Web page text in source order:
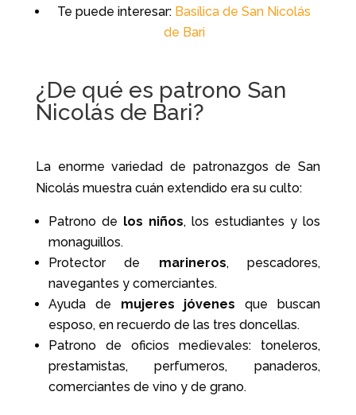
Te puede interesar: Basílica de San Nicolás
de Bari
¿De qué es patrono San
Nicolás de Bari?
La enorme variedad de patronazgos de San
Nicolás muestra cuán extendido era su culto:
Patrono de los niños, los estudiantes y los
monaguillos.
Protector de marineros, pescadores,
navegantes y comerciantes.
Ayuda de mujeres jóvenes que buscan
esposo, en recuerdo de las tres doncellas.
Patrono de oficios medievales: toneleros,
prestamistas, perfumeros, panaderos,
comerciantes de vino y de grano.